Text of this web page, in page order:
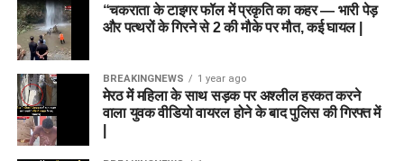
“चकराता के टाइगर फॉल में प्रकृति का कहर — भारी पेड़
और पत्थरों के गिरने से 2 की मौके पर मौत, कई घायल |
BREAKINGNEWS 1 year ago
मेरठ में महिला के साथ सड़क पर अश्लील हरकत करने
वाला युवक वीडियो वायरल होने के बाद पुलिस की गिरफ्त में